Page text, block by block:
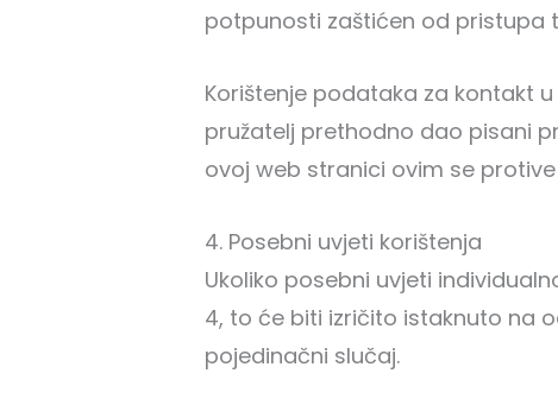
potpunosti zaštićen od pristupa
Korištenje podataka za kontakt
pružatelj prethodno dao pisani
ovoj web stranici ovim se
4. Posebni uvjeti korištenja
Ukoliko posebni uvjeti
4, to će biti izričito istaknuto na
pojedinačni slučaj.